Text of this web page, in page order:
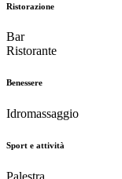
Ristorazione
Bar
Ristorante
Benessere
Idromassaggio
Sport e attività